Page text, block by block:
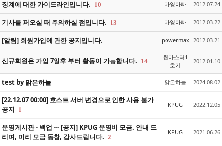
징계에 대한 가이드라인입니다. 10 가영아빠 2012.07.24
기사를 퍼오실 때 주의하실 점입니다. 13 가영아빠 2012.03.22
[알림] 회원가입에 관한 공지입니다. powermax 2012.03.21
신규회원은 가입 7일후 부터 활동이 가능합니다. 14
웹마스터1
호기
2012.01.10
test by 맑은하늘 맑은하늘 2024.08.02
[22.12.07 00:00] 호스트 서버 변경으로 인한 사용 불가
공지 1
KPUG 2022.12.05
운영게시판 - 백업 --- [공지] KPUG 운영비 모금. 안내 드
리며, 미리 모금 동참, 감사드립니다. 2
KPUG 2021.06.26